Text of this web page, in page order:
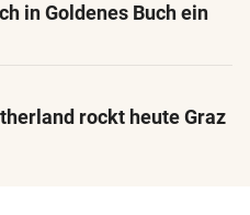
in Goldenes Buch ein
rockt heute Graz